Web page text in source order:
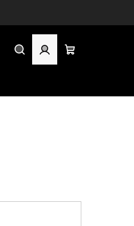
HledatPřihlášení
košík